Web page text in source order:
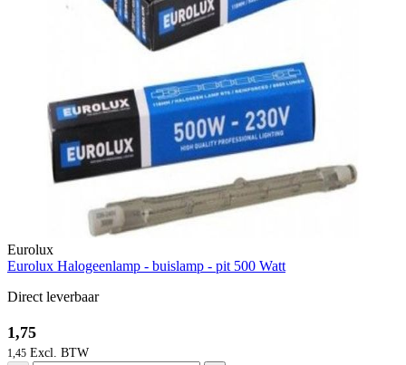
Eurolux
Eurolux Halogeenlamp - buislamp - pit 500 Watt
Direct leverbaar
1,75
1,45